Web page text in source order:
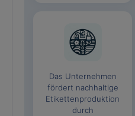
Das Unternehmen
fördert nachhaltige
Etikettenproduktion
durch